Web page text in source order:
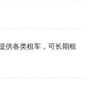
供各类租车，可长期租